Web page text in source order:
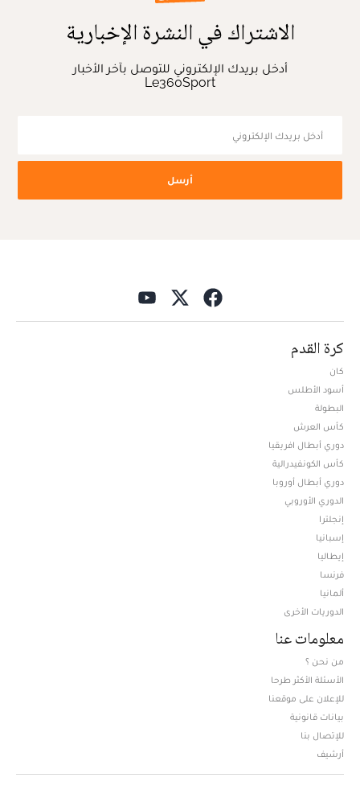
الاشتراك في النشرة الإخبارية
أدخل بريدك الإلكتروني للتوصل بآخر الأخبار
Le360Sport
أرسل
كرة القدم
كان
أسود الأطلس
البطولة
كأس العرش
دوري أبطال افريقيا
كأس الكونفيدرالية
دوري أبطال أوروبا
الدوري الأوروبي
إنجلترا
إسبانيا
إيطاليا
فرنسا
ألمانيا
الدوريات الأخرى
معلومات عنا
من نحن ؟
الأسئلة الأكثر طرحا
للإعلان على موقعنا
بيانات قانونية
للإتصال بنا
أرشيف